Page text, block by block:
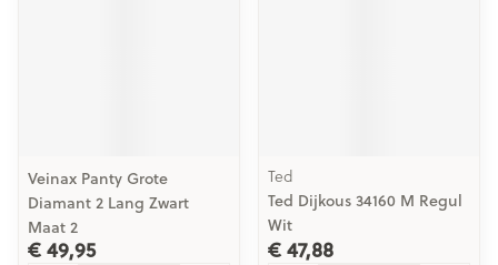
Veinax Panty Grote
Diamant 2 Lang Zwart
Maat 2
€ 49,95
Ted
Ted Dijkous 34160 M Regul
Wit
€ 47,88